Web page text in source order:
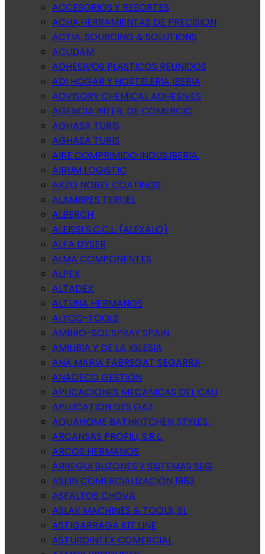
ACCESORIOS Y RESORTES
ACHA,HERRAMIENTAS DE PRECISION
ACTIA, SOURCING & SOLUTIONS
ACUDAM
ADHESIVOS PLASTICOS REUNIDOS
ADI HOGAR Y HOSTELERIA IBERIA
ADVISORY CHEMICAL ADHESIVES
AGENCIA INTER. DE COMERCIO
AGHASA TURIS
AGHASA TURIS
AIRE COMPRIMIDO INDUS.IBERIA.
AIRUM LOGISTIC
AKZO NOBEL COATINGS
ALAMBRES TERUEL
ALBERCH
ALEISSI S.C.C.L. (ALEXALO)
ALFA DYSER
ALMA COMPONENTES
ALPEX
ALTADEX
ALTUNA HERMANOS
ALYCO-TOOLS
AMBRO-SOL SPRAY SPAIN
AMILIBIA Y DE LA IGLESIA
ANA MARIA FABREGAT SEGARRA
ANADECO GESTION
APLICACIONES MECANICAS DEL CAU
APLLICATION DES GAZ
AQUAHOME BATHKITCHEN STYLES ,
ARCANSAS PROFILI, S.R.L.
ARCOS HERMANOS
ARREGUI BUZONES Y SISTEMAS SEG
ASEIN COMERCIALIZACIÓN 1983
ASFALTOS CHOVA
ASLAK MACHINES & TOOLS, SL
ASTIGARRAGA KIT LINE
ASTURDINTEX COMERCIAL